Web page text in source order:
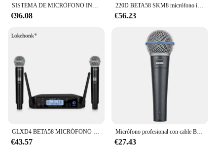
SISTEMA DE MICRÓFONO INALÁMBRICO QLXD4 BETA58 BETA58A, micrófono de mano de metal de alta calidad, UHF, 1 canal, actuación en escenario de karaoke
€96.08
220D BETA58 SKM8 micrófono inalámbrico Digital de diversidad verdadera sistema de rendimiento profesional micrófono sistema piloto Digital 500-820Mhz
€56.23
GLXD4 BETA58 MICRÓFONO INALÁMBRICO Dual profesional, sistema de karaoke para el hogar, actuaciones de escenario, UHF dinámico, 2 canales de mano
€43.57
Micrófono profesional con cable BETA58A, micrófono dinámico supercardioide, micrófono Mike, Karaoke, actuaciones en vivo, escenario, calidad superior
€27.43